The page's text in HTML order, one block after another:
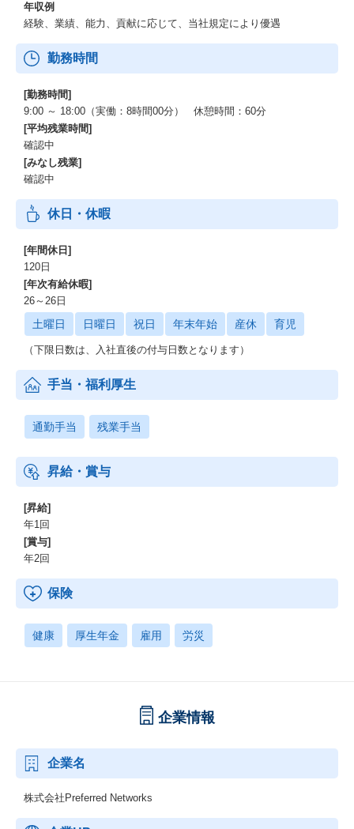
年収例
経験、業績、能力、貢献に応じて、当社規定により優遇
勤務時間
[勤務時間]
9:00 ～ 18:00（実働：8時間00分） 休憩時間：60分
[平均残業時間]
確認中
[みなし残業]
確認中
休日・休暇
[年間休日]
120日
[年次有給休暇]
26～26日
土曜日 日曜日 祝日 年末年始 産休 育児
（下限日数は、入社直後の付与日数となります）
手当・福利厚生
通勤手当 残業手当
昇給・賞与
[昇給]
年1回
[賞与]
年2回
保険
健康 厚生年金 雇用 労災
企業情報
企業名
株式会社Preferred Networks